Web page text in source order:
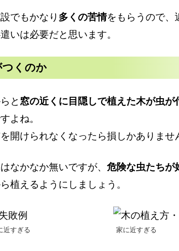
でもかなり 多くの苦情をもらうので、
いは必要だと思います。
つくのか
と 窓の近くに目隠しで植えた木が虫が
よね。
開けられなくなったら損しかありませ
なかなか無いですが、 危険な虫たちが
植えるようにしましょう。
近すぎる 家に近すぎる